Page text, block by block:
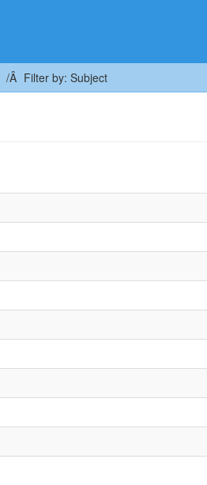
Filter by: Subject